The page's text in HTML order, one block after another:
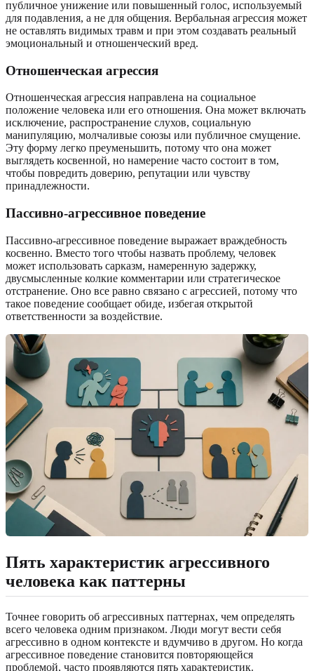
публичное унижение или повышенный голос, используемый
для подавления, а не для общения. Вербальная агрессия может
не оставлять видимых травм и при этом создавать реальный
эмоциональный и отношенческий вред.
Отношенческая агрессия
Отношенческая агрессия направлена на социальное
положение человека или его отношения. Она может включать
исключение, распространение слухов, социальную
манипуляцию, молчаливые союзы или публичное смущение.
Эту форму легко преуменьшить, потому что она может
выглядеть косвенной, но намерение часто состоит в том,
чтобы повредить доверию, репутации или чувству
принадлежности.
Пассивно-агрессивное поведение
Пассивно-агрессивное поведение выражает враждебность
косвенно. Вместо того чтобы назвать проблему, человек
может использовать сарказм, намеренную задержку,
двусмысленные колкие комментарии или стратегическое
отстранение. Оно все равно связано с агрессией, потому что
такое поведение сообщает обиде, избегая открытой
ответственности за воздействие.
Пять характеристик агрессивного
человека как паттерны
Точнее говорить об агрессивных паттернах, чем определять
всего человека одним признаком. Люди могут вести себя
агрессивно в одном контексте и вдумчиво в другом. Но когда
агрессивное поведение становится повторяющейся
проблемой, часто проявляются пять характеристик.